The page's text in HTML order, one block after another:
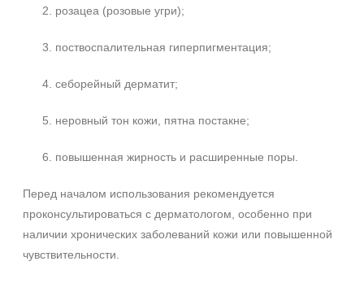
розацеа (розовые угри);
поствоспалительная гиперпигментация;
себорейный дерматит;
неровный тон кожи, пятна постакне;
повышенная жирность и расширенные поры.
Перед началом использования рекомендуется
проконсультироваться с дерматологом, особенно при
наличии хронических заболеваний кожи или повышенной
чувствительности.